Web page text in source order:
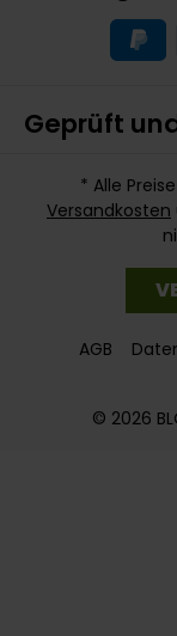
Geprüft
* Alle
Versandkosten
© 2026
AGB